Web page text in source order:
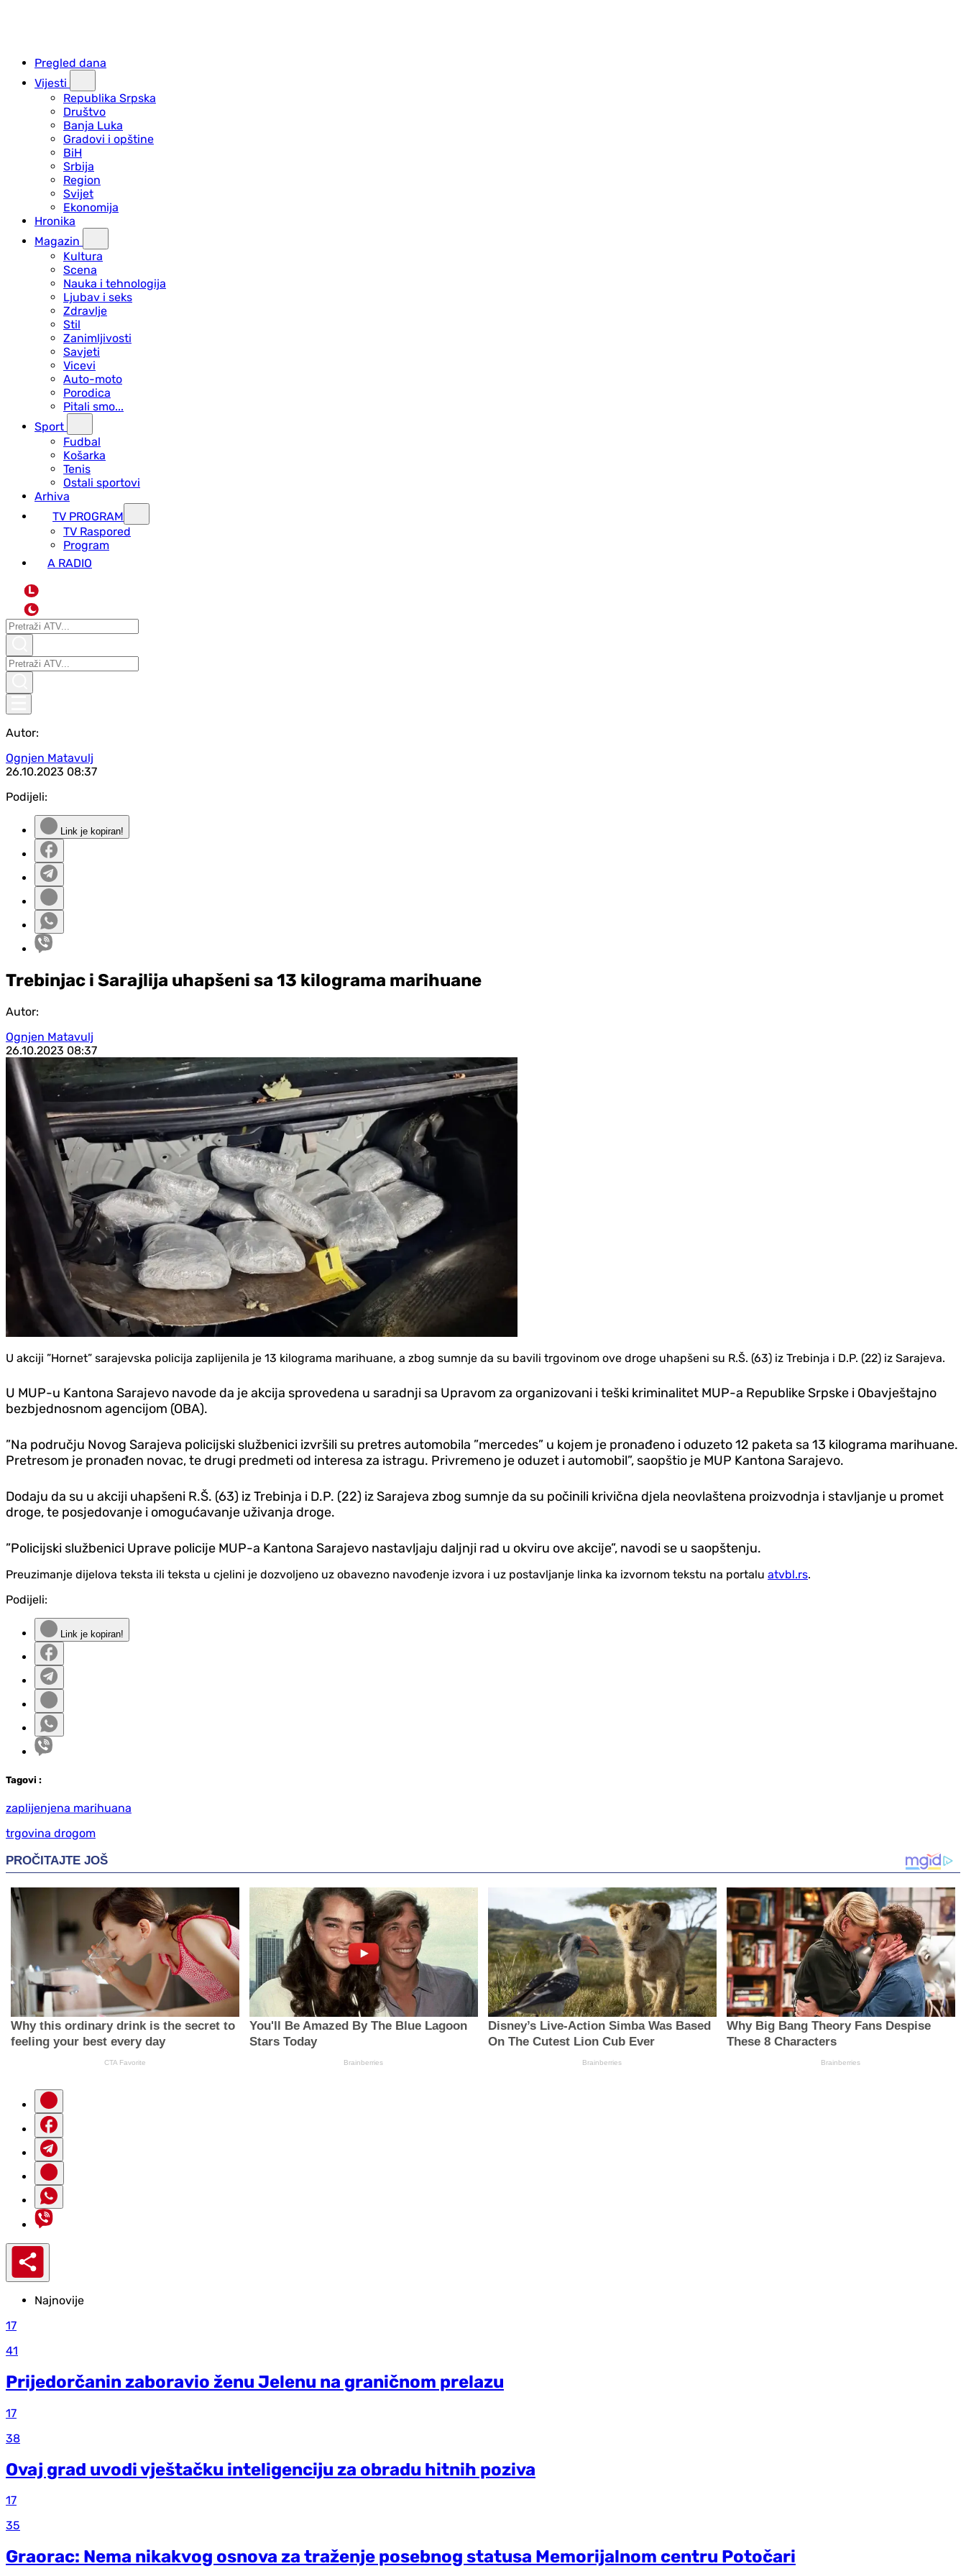
Pregled dana
Vijesti
Republika Srpska
Društvo
Banja Luka
Gradovi i opštine
BiH
Srbija
Region
Svijet
Ekonomija
Hronika
Magazin
Kultura
Scena
Nauka i tehnologija
Ljubav i seks
Zdravlje
Stil
Zanimljivosti
Savjeti
Vicevi
Auto-moto
Porodica
Pitali smo...
Sport
Fudbal
Košarka
Tenis
Ostali sportovi
Arhiva
TV PROGRAM
ТV Raspored
Program
A RADIO
L
Autor:
Ognjen Matavulj
26.10.2023 08:37
Podijeli:
Link je kopiran!
Trebinjac i Sarajlija uhapšeni sa 13 kilograma marihuane
Autor:
Ognjen Matavulj
26.10.2023 08:37
U akciji ”Hornet” sarajevska policija zaplijenila je 13 kilograma marihuane, a zbog sumnje da su bavili trgovinom ove droge uhapšeni su R.Š. (63) iz Trebinja i D.P. (22) iz Sarajeva.
U MUP-u Kantona Sarajevo navode da je akcija sprovedena u saradnji sa Upravom za organizovani i teški kriminalitet MUP-a Republike Srpske i Obavještajno
bezbjednosnom agencijom (OBA).
”Na području Novog Sarajeva policijski službenici izvršili su pretres automobila ”mercedes” u kojem je pronađeno i oduzeto 12 paketa sa 13 kilograma marihuane.
Pretresom je pronađen novac, te drugi predmeti od interesa za istragu. Privremeno je oduzet i automobil”, saopštio je MUP Kantona Sarajevo.
Dodaju da su u akciji uhapšeni R.Š. (63) iz Trebinja i D.P. (22) iz Sarajeva zbog sumnje da su počinili krivična djela neovlaštena proizvodnja i stavljanje u promet
droge, te posjedovanje i omogućavanje uživanja droge.
”Policijski službenici Uprave policije MUP-a Kantona Sarajevo nastavljaju daljnji rad u okviru ove akcije”, navodi se u saopštenju.
Preuzimanje dijelova teksta ili teksta u cjelini je dozvoljeno uz obavezno navođenje izvora i uz postavljanje linka ka izvornom tekstu na portalu atvbl.rs.
Podijeli:
Link je kopiran!
Tagovi :
zaplijenjena marihuana
trgovina drogom
Najnovije
17
41
Prijedorčanin zaboravio ženu Jelenu na graničnom prelazu
17
38
Ovaj grad uvodi vještačku inteligenciju za obradu hitnih poziva
17
35
Graorac: Nema nikakvog osnova za traženje posebnog statusa Memorijalnom centru Potočari